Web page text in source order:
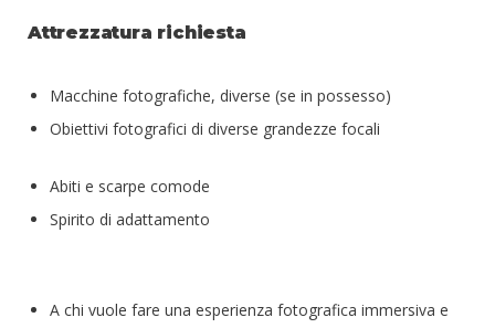
Attrezzatura richiesta
Macchine fotografiche, diverse (se in possesso)
Obiettivi fotografici di diverse grandezze focali
Abiti e scarpe comode
Spirito di adattamento
A chi vuole fare una esperienza fotografica immersiva e